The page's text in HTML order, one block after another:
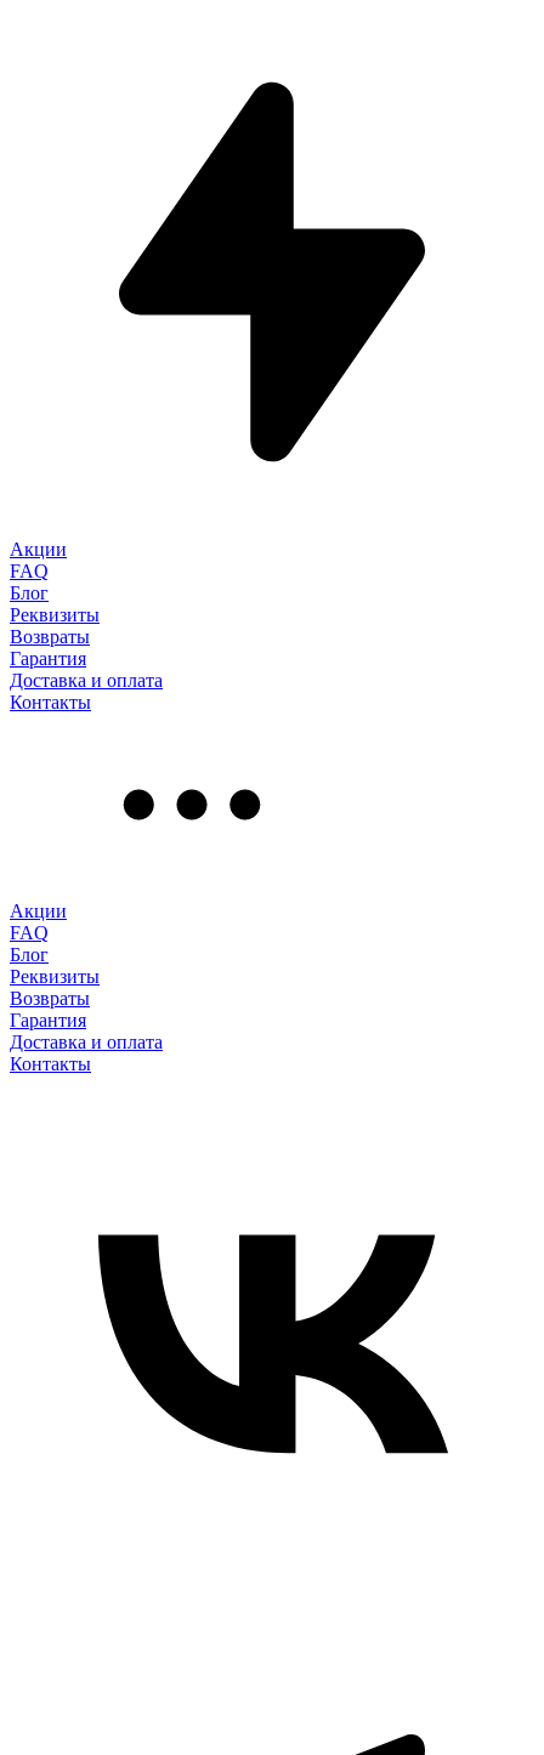
Акции
FAQ
Блог
Реквизиты
Возвраты
Гарантия
Доставка и оплата
Контакты
Акции
FAQ
Блог
Реквизиты
Возвраты
Гарантия
Доставка и оплата
Контакты